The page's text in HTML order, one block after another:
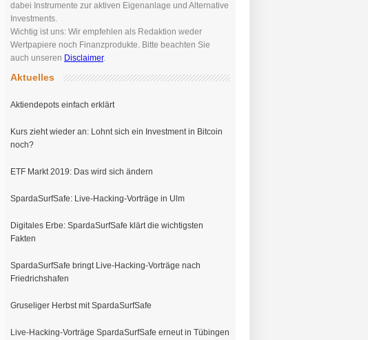
dabei Instrumente zur aktiven Eigenanlage und Alternative
Investments.
Wichtig ist uns: Wir empfehlen als Redaktion weder
Wertpapiere noch Finanzprodukte. Bitte beachten Sie
auch unseren Disclaimer.
Aktuelles
Aktiendepots einfach erklärt
Kurs zieht wieder an: Lohnt sich ein Investment in Bitcoin
noch?
ETF Markt 2019: Das wird sich ändern
SpardaSurfSafe: Live-Hacking-Vorträge in Ulm
Digitales Erbe: SpardaSurfSafe klärt die wichtigsten
Fakten
SpardaSurfSafe bringt Live-Hacking-Vorträge nach
Friedrichshafen
Gruseliger Herbst mit SpardaSurfSafe
Live-Hacking-Vorträge SpardaSurfSafe erneut in Tübingen